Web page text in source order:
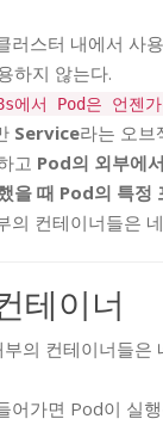
러스터 내에서 사
하지 않는다.
에서 Pod은 언젠
Service라는 오브
고 Pod의 외부에
을 때 Pod의 특
의 컨테이너들은
테이너
의 컨테이너들은
어가면 Pod이 실